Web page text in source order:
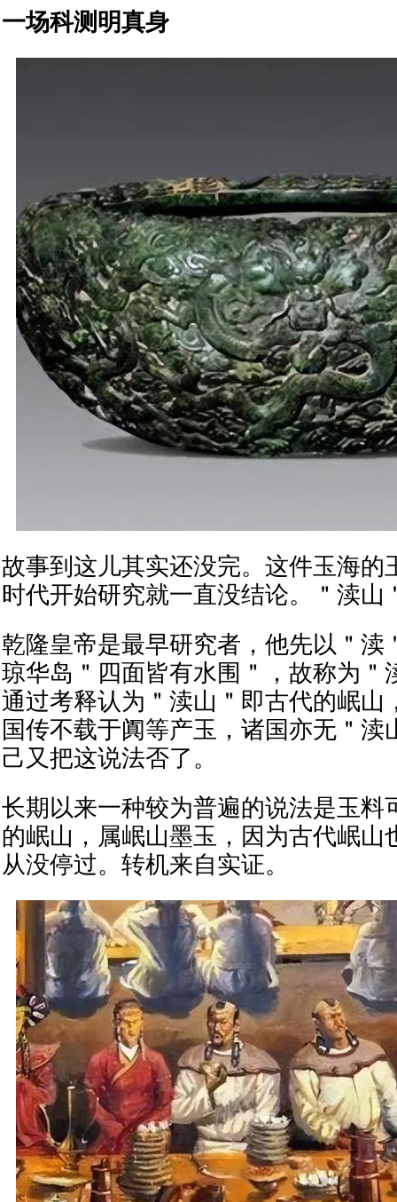
一场科测明真身
故事到这儿其实还没完。这件玉海的
时代开始研究就一直没结论。＂渎山
乾隆皇帝是最早研究者，他先以＂渎
琼华岛＂四面皆有水围＂，故称为＂
通过考释认为＂渎山＂即古代的岷山
国传不载于阗等产玉，诸国亦无＂渎
己又把这说法否了。
长期以来一种较为普遍的说法是玉料
的岷山，属岷山墨玉，因为古代岷山
从没停过。转机来自实证。